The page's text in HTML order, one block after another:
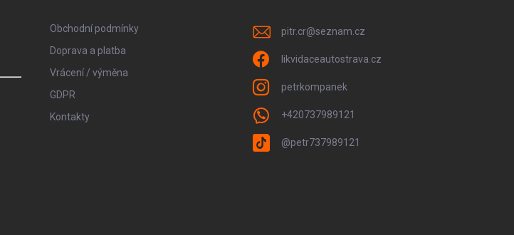
Obchodní podmínky
Doprava a platba
Vrácení / výměna
GDPR
Kontakty
pitr.cr@seznam.cz
likvidaceautostrava.cz
petrkompanek
+420737989121
@petr737989121